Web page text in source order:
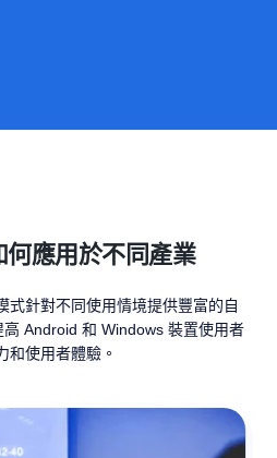
應用於不同產業
式針對不同使用情境提供豐富的自
Android 和 Windows 裝置使用者
和使用者體驗。